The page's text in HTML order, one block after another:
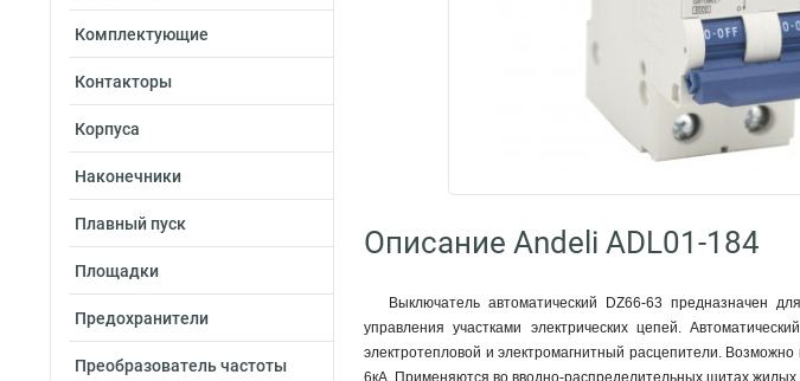
Комплектующие
Контакторы
Корпуса
Наконечники
Плавный пуск
Площадки
Предохранители
Преобразователь частоты
Описание Andeli ADL01-184
Выключатель автоматический DZ66-63 предназначен
управления участками электрических цепей.
электротепловой и электромагнитный расцепители.
6кА. Применяются во вводно-распределительных щитах